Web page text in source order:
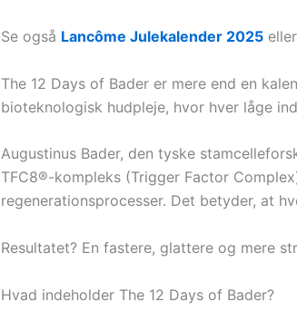
Se også Lancôme Julekalender 2025 eller
The 12 Days of Bader er mere end en
bioteknologisk hudpleje, hvor hver låge
Augustinus Bader, den tyske
TFC8®-kompleks (Trigger Factor
regenerationsprocesser. Det betyder, at
Resultatet? En fastere, glattere og mere
Hvad indeholder The 12 Days of Bader?